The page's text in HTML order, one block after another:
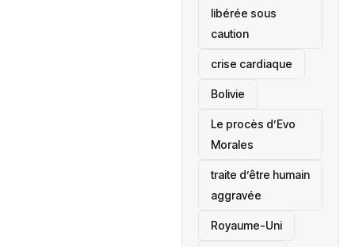
libérée sous
caution
crise cardiaque
‎Bolivie
Le procès d’Evo
Morales
traite d’être humain
aggravée
‎Royaume-Uni